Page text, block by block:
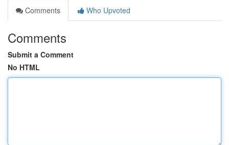
Comments
Who Upvoted
Comments
Submit a Comment
No HTML